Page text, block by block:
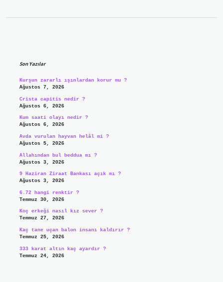
Son Yazılar
Kurşun zararlı ışınlardan korur mu ?
Ağustos 7, 2026
Crista capitis nedir ?
Ağustos 6, 2026
Kum saati olayı nedir ?
Ağustos 6, 2026
Avda vurulan hayvan helâl mi ?
Ağustos 5, 2026
Allahından bul beddua mı ?
Ağustos 3, 2026
9 Haziran Ziraat Bankası açık mı ?
Ağustos 3, 2026
6.72 hangi renktir ?
Temmuz 30, 2026
Koç erkeği nasıl kız sever ?
Temmuz 27, 2026
Kaç tane uçan balon insanı kaldırır ?
Temmuz 25, 2026
333 karat altın kaç ayardır ?
Temmuz 24, 2026